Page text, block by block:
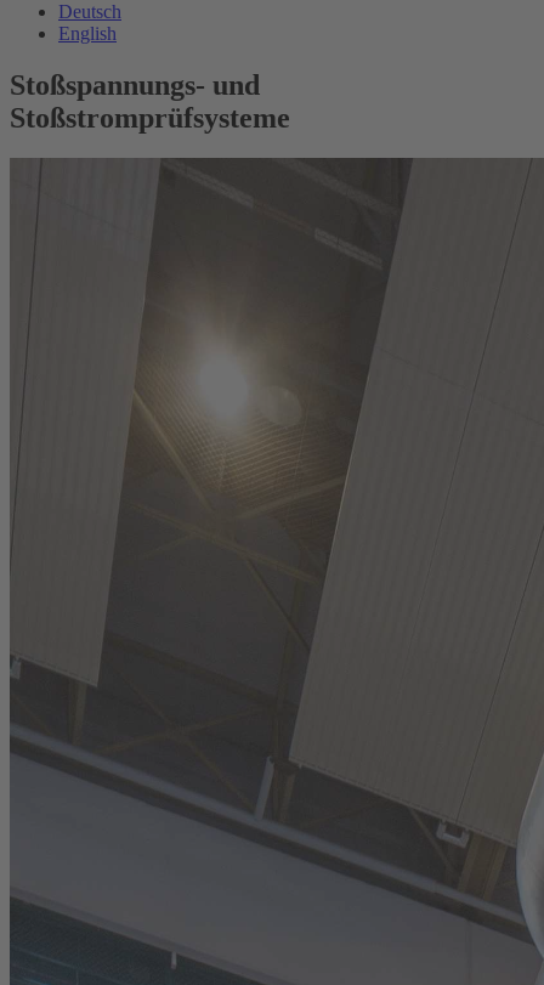
Deutsch
English
Stoßspannungs- und
Stoßstromprüfsysteme